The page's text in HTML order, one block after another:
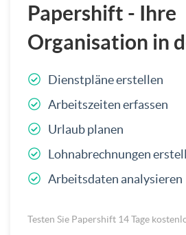
Papershift - Ihre
Organisation in
Dienstpläne erstellen
Arbeitszeiten erfassen
Urlaub planen
Lohnabrechnungen
Arbeitsdaten analysieren
Testen Sie Papershift 14 Tage